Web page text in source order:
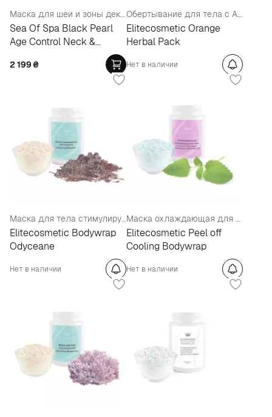
Маска для шеи и зоны декольте
Sea Of Spa Black Pearl
Age Control Neck &
Decollete Beauty Mask
2 199₴
Обертывание для тела с Апельсином
Elitecosmetic Orange
Herbal Pack
Нет в наличии
Маска для тела стимулирующая
Elitecosmetic Bodywrap
Odyceane
Нет в наличии
Маска охлаждающая для лица и тела с ментолом
Elitecosmetic Peel off
Cooling Bodywrap
Нет в наличии